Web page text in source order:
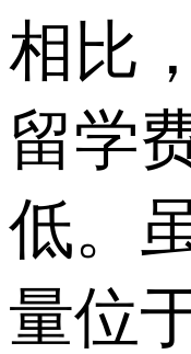
相比
留学
低。
量位